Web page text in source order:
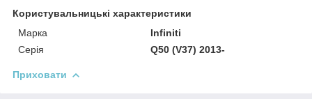
Користувальницькі характеристики
Марка
Infiniti
Серія
Q50 (V37) 2013-
Приховати